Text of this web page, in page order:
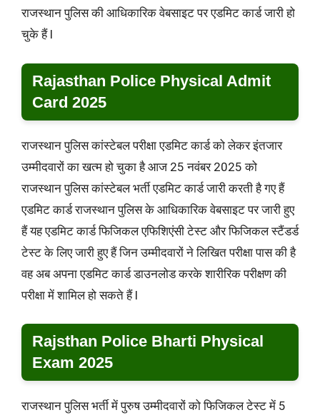
राजस्थान पुलिस की आधिकारिक वेबसाइट पर एडमिट कार्ड जारी हो
चुके हैं l
Rajasthan Police Physical Admit
Card 2025
राजस्थान पुलिस कांस्टेबल परीक्षा एडमिट कार्ड को लेकर इंतजार
उम्मीदवारों का खत्म हो चुका है आज 25 नवंबर 2025 को
राजस्थान पुलिस कांस्टेबल भर्ती एडमिट कार्ड जारी करती है गए हैं
एडमिट कार्ड राजस्थान पुलिस के आधिकारिक वेबसाइट पर जारी हुए
हैं यह एडमिट कार्ड फिजिकल एफिशिएंसी टेस्ट और फिजिकल स्टैंडर्ड
टेस्ट के लिए जारी हुए हैं जिन उम्मीदवारों ने लिखित परीक्षा पास की है
वह अब अपना एडमिट कार्ड डाउनलोड करके शारीरिक परीक्षण की
परीक्षा में शामिल हो सकते हैं l
Rajsthan Police Bharti Physical
Exam 2025
राजस्थान पुलिस भर्ती में पुरुष उम्मीदवारों को फिजिकल टेस्ट में 5